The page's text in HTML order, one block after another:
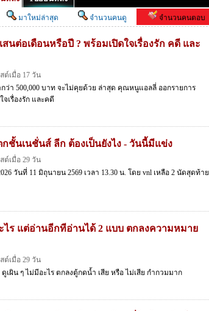
มาใหม่ล่าสุด จำนวนคนดู จำนวนคนตอบ
นต่อเดือนหรือปี ? พร้อมเปิดใจเรื่องรัก คดี และ
ต์เมื่อ 17 วัน
า 500,000 บาท จะไม่คุยด้วย ล่าสุด คุณหนูแอลลี่ ออกรายการ
เรื่องรัก และคดี
ชั้นเนชั่นส์ ลีก ต้องเป็นยังไง - วันนี้มีแข่ง
ต์เมื่อ 29 วัน
วันที่ 11 มิถุนายน 2569 เวลา 13.30 น. โดย vnl เหลือ 2 นัดสุดท้าย
ไร แต่อ่านอีกทีอ่านได้ 2 แบบ ตกลงความหมาย
ต์เมื่อ 29 วัน
ผิน ๆ ไม่มีอะไร ตกลงตู้กดน้ำ เสีย หรือ ไม่เสีย กำกวมมาก